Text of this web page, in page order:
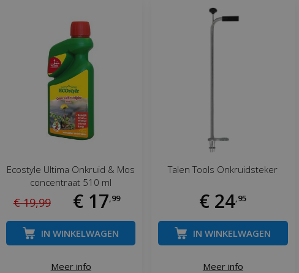
Ecostyle Ultima Onkruid & Mos
concentraat 510 ml
€ 19,99 € 17 99
Meer info
IN WINKELWAGEN
Talen Tools Onkruidsteker
€ 24 95
Meer info
IN WINKELWAGEN